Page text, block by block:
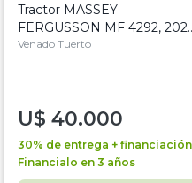
Tractor MASSEY
FERGUSSON MF 4292,
4WD, PATON
Venado Tuerto
U$ 40.000
30% de entrega + financiación
Financialo en 3 años